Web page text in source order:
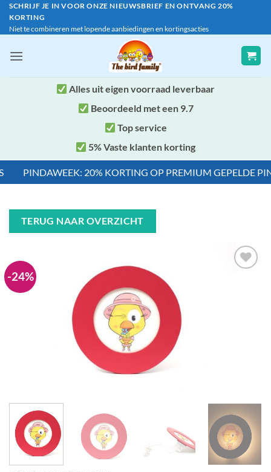
Ga
naar
inhoud
SCHRIJF JE IN VOOR ONZE NIEUWSBRIEF EN ONTVANG 20%
KORTING
Niet te combineren met lopende aanbiedingen en kortingsacties
Alles uit eigen voorraad leverbaar
Beoordeeld met een 9.7
Top service
5% Vaste klanten korting
PINDAWEEK: 20% KORTING OP PREMIUM GEPELDE
TERUG NAAR OVERZICHT
-24%